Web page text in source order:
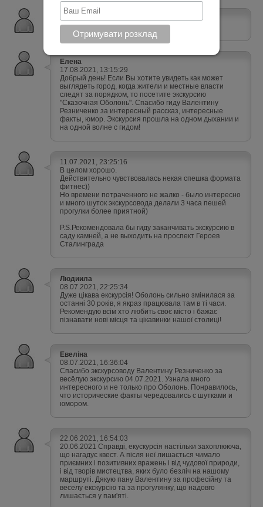
15.08.2022, 15:05:59
Скорее напоминало прогулку.
Елена
17.08.2021, 13:15:29
Добрый день! Если Вы хотите увидеть как может
выглядеть город, когда жители и местные власти
следят за порядком, то посетите экскурсию
"Сказочная Оболонь". Спасибо гиду Валентину
Резниченко за интересный рассказ, интересные
факты, юмор. Экскурсия прошла на одном дыхании и
на одной волне с гидом!
11.07.2021, 23:25:16
В целом хорошо.
Действительно чувствовалась некая спешка формата
фитнес))
Но времени потраченного не жалко - было интересно
и много шуток экскурсовода делали 3 часа пешей
прогулки более приятной)
P.S.Рекомендовала бы гиду заканчивать экскурсию в
саду камней, а не выходить на проспект Героев
Сталинграда
Людиила
08.07.2021, 22:25:34
Дуже цікава екскурсія! Оболонь сильно змінилася за
останні 30 років, я якраз працювала там в ті часи.
Рекомендую всім хто любить своє місто і бажає
пізнавати нові місця та цікавинки нашої столиці!
Евеліна
08.07.2021, 16:36:04
Спасибо экскурсоводу Валентину Резниченко за
весёлую экскурсию 04.07.2021. Узнала много
интересного и не только про Оболонь. Понравилось,
что исторические факты чередовались с шутками и
юмором.
22.06.2021, 16:54:03
20.06.2021 Справді, екускурсія настільки захоплююча,
що нагадує квест. А після неї лишається чимало
приємних і позитивних вражень і від чудової природи,
і від творів мистецтва, яких було безліч на нашому
маршруті. Дякую пану Валентину за професійну та
веселу екскурсію та за прогулянку, що надовго
лишається у пам'яті.